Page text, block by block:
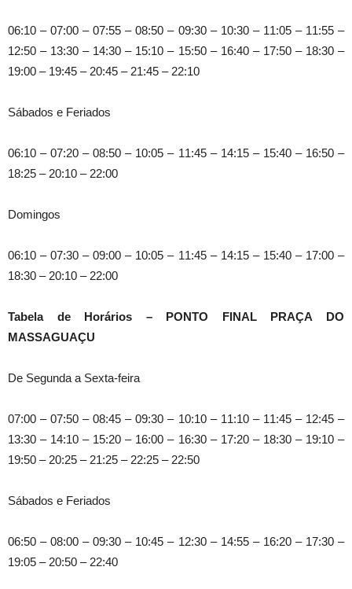
06:10 – 07:00 – 07:55 – 08:50 – 09:30 – 10:30 – 11:05 – 11:55 –
12:50 – 13:30 – 14:30 – 15:10 – 15:50 – 16:40 – 17:50 – 18:30 –
19:00 – 19:45 – 20:45 – 21:45 – 22:10
Sábados e Feriados
06:10 – 07:20 – 08:50 – 10:05 – 11:45 – 14:15 – 15:40 – 16:50 –
18:25 – 20:10 – 22:00
Domingos
06:10 – 07:30 – 09:00 – 10:05 – 11:45 – 14:15 – 15:40 – 17:00 –
18:30 – 20:10 – 22:00
Tabela de Horários – PONTO FINAL PRAÇA DO
MASSAGUAÇU
De Segunda a Sexta-feira
07:00 – 07:50 – 08:45 – 09:30 – 10:10 – 11:10 – 11:45 – 12:45 –
13:30 – 14:10 – 15:20 – 16:00 – 16:30 – 17:20 – 18:30 – 19:10 –
19:50 – 20:25 – 21:25 – 22:25 – 22:50
Sábados e Feriados
06:50 – 08:00 – 09:30 – 10:45 – 12:30 – 14:55 – 16:20 – 17:30 –
19:05 – 20:50 – 22:40